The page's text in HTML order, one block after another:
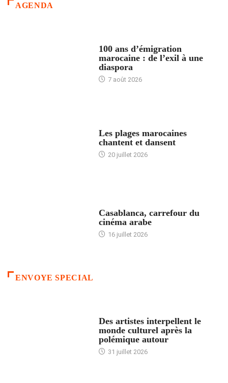
AGENDA
100 ans d’émigration
marocaine : de l’exil à une
diaspora
7 août 2026
Les plages marocaines
chantent et dansent
20 juillet 2026
Casablanca, carrefour du
cinéma arabe
16 juillet 2026
ENVOYE SPECIAL
Des artistes interpellent le
monde culturel après la
polémique autour
31 juillet 2026